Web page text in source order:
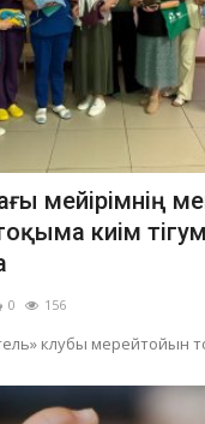
мейірімнің
киім
0 156
клубы мерейтойын